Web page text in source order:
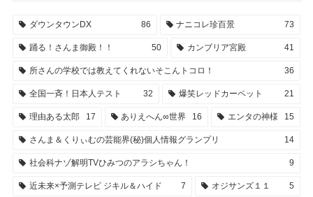
ダウンタウンDX 86 ナニコレ珍百景 73
踊る！さんま御殿！！ 50 カンブリア宮殿 41
所さんの学校では教えてくれないそこんトコロ！ 36
全国一斉！日本人テスト 32 爆笑レッドカーペット 21
理由ある太郎 17 ありえへん∞世界 16 エンタの神様 15
さんま＆くりぃむの芸能界(秘)個人情報グランプリ 14
社会科ナゾ解明TVひみつのアラシちゃん！ 9
近未来×予測テレビ ジキル＆ハイド 7 オジサンズ１１ 5